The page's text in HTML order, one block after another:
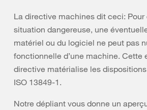
La directive machines dit ceci: Pour
situation dangereuse, une
matériel ou du logiciel ne peut pas
fonctionnelle d’une machine. Cette
directive matérialise les
ISO 13849-1.
Notre dépliant vous donne un